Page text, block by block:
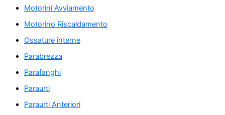
Motorini Avviamento
Motorino Riscaldamento
Ossature interne
Parabrezza
Parafanghi
Paraurti
Paraurti Anteriori